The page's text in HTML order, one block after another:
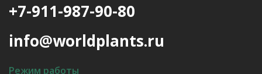
+7-911-987-90-80
info@worldplants.ru
Режим работы